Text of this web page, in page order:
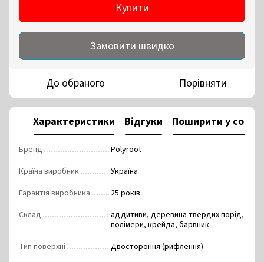
Купити
Замовити швидко
До обраного Порівняти
Характеристики Відгуки Поширити у
Бренд
Polyroot
Країна виробник
Україна
Гарантія виробника
25 років
Склад
аддитиви, деревина твердих порід,
полімери, крейда, барвник
Тип поверхні
Двостороння (рифлення)